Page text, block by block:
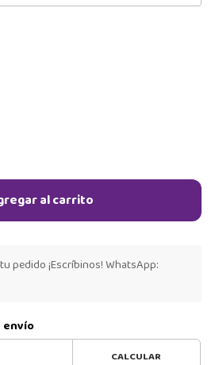
al carrito
pedido ¡Escríbinos! WhatsApp:
envío
CALCULAR